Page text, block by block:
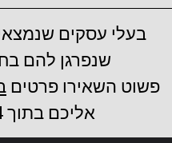
בעלי עסקים
שנפרגן להם
פשוט השאירו פרטים
אליכם בתוך 24 שעות בלבד.